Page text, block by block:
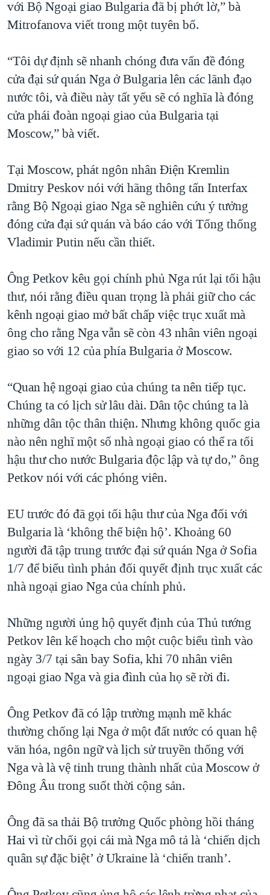
với Bộ Ngoại giao Bulgaria đã bị phớt lờ,” bà
Mitrofanova viết trong một tuyên bố.
“Tôi dự định sẽ nhanh chóng đưa vấn đề đóng
cửa đại sứ quán Nga ở Bulgaria lên các lãnh đạo
nước tôi, và điều này tất yếu sẽ có nghĩa là đóng
cửa phái đoàn ngoại giao của Bulgaria tại
Moscow,” bà viết.
Tại Moscow, phát ngôn nhân Điện Kremlin
Dmitry Peskov nói với hãng thông tấn Interfax
rằng Bộ Ngoại giao Nga sẽ nghiên cứu ý tưởng
đóng cửa đại sứ quán và báo cáo với Tổng thống
Vladimir Putin nếu cần thiết.
Ông Petkov kêu gọi chính phủ Nga rút lại tối hậu
thư, nói rằng điều quan trọng là phải giữ cho các
kênh ngoại giao mở bất chấp việc trục xuất mà
ông cho rằng Nga vẫn sẽ còn 43 nhân viên ngoại
giao so với 12 của phía Bulgaria ở Moscow.
“Quan hệ ngoại giao của chúng ta nên tiếp tục.
Chúng ta có lịch sử lâu dài. Dân tộc chúng ta là
những dân tộc thân thiện. Nhưng không quốc gia
nào nên nghĩ một số nhà ngoại giao có thể ra tối
hậu thư cho nước Bulgaria độc lập và tự do,” ông
Petkov nói với các phóng viên.
EU trước đó đã gọi tối hậu thư của Nga đối với
Bulgaria là ‘không thể biện hộ’. Khoảng 60
người đã tập trung trước đại sứ quán Nga ở Sofia
1/7 để biểu tình phản đối quyết định trục xuất các
nhà ngoại giao Nga của chính phủ.
Những người ủng hộ quyết định của Thủ tướng
Petkov lên kế hoạch cho một cuộc biểu tình vào
ngày 3/7 tại sân bay Sofia, khi 70 nhân viên
ngoại giao Nga và gia đình của họ sẽ rời đi.
Ông Petkov đã có lập trường mạnh mẽ khác
thường chống lại Nga ở một đất nước có quan hệ
văn hóa, ngôn ngữ và lịch sử truyền thống với
Nga và là vệ tinh trung thành nhất của Moscow ở
Đông Âu trong suốt thời cộng sản.
Ông đã sa thải Bộ trưởng Quốc phòng hồi tháng
Hai vì từ chối gọi cái mà Nga mô tả là ‘chiến dịch
quân sự đặc biệt’ ở Ukraine là ‘chiến tranh’.